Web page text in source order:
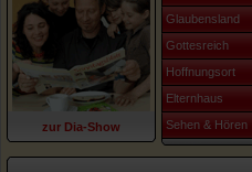
zur Dia-Show
Glaubensland
Gottesreich
Hoffnungsort
Elternhaus
Sehen & Hören